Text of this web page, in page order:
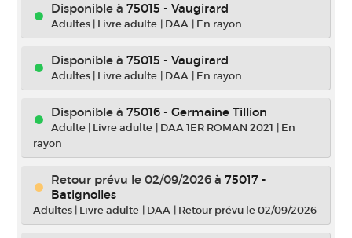
Disponible à 75015 - Vaugirard
Adultes | Livre adulte | DAA | En rayon
Disponible à 75015 - Vaugirard
Adultes | Livre adulte | DAA | En rayon
Disponible à 75016 - Germaine Tillion
Adulte | Livre adulte | DAA 1ER ROMAN 2021 | En
rayon
Retour prévu le 02/09/2026 à 75017 -
Batignolles
Adultes | Livre adulte | DAA | Retour prévu le 02/09/2026